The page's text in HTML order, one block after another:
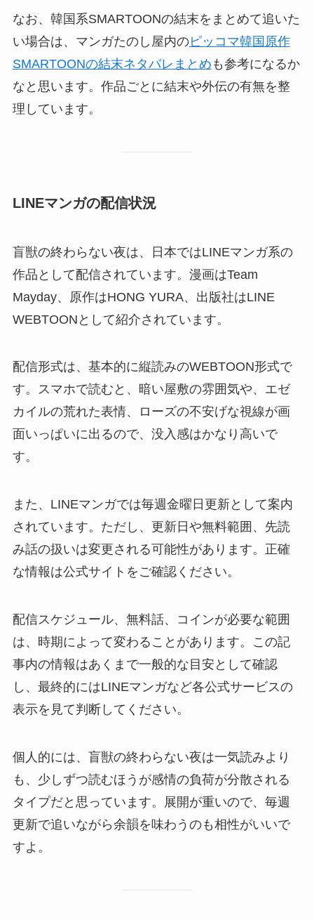
なお、韓国系SMARTOONの結末をまとめて追いた
い場合は、マンガたのし屋内のピッコマ韓国原作
SMARTOONの結末ネタバレまとめ も参考になるか
なと思います。作品ごとに結末や外伝の有無を整
理しています。
LINEマンガの配信状況
盲獣の終わらない夜は、日本ではLINEマンガ系の
作品として配信されています。漫画はTeam
Mayday、原作はHONG YURA、出版社はLINE
WEBTOONとして紹介されています。
配信形式は、基本的に縦読みのWEBTOON形式で
す。スマホで読むと、暗い屋敷の雰囲気や、エゼ
カイルの荒れた表情、ローズの不安げな視線が画
面いっぱいに出るので、没入感はかなり高いで
す。
また、LINEマンガでは毎週金曜日更新として案内
されています。ただし、更新日や無料範囲、先読
み話の扱いは変更される可能性があります。正確
な情報は公式サイトをご確認ください。
配信スケジュール、無料話、コインが必要な範囲
は、時期によって変わることがあります。この記
事内の情報はあくまで一般的な目安として確認
し、最終的にはLINEマンガなど各公式サービスの
表示を見て判断してください。
個人的には、盲獣の終わらない夜は一気読みより
も、少しずつ読むほうが感情の負荷が分散される
タイプだと思っています。展開が重いので、毎週
更新で追いながら余韻を味わうのも相性がいいで
すよ。